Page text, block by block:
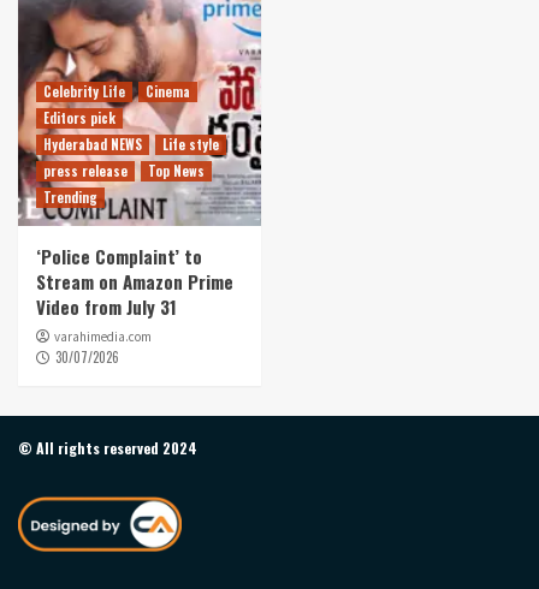
Celebrity Life
Cinema
Editors pick
Hyderabad NEWS
Life style
press release
Top News
Trending
‘Police Complaint’ to
Stream on Amazon Prime
Video from July 31
varahimedia.com
30/07/2026
© All rights reserved 2024